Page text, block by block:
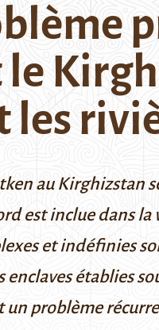
les
au Kirghizstan
est inclue dans la
et indéfinies
établies
un problème